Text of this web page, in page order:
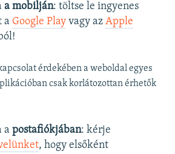
a mobilján: töltse le ingyenes
a Google Playvagy az Apple
érdekében a weboldal egyes
csak korlátozottan érhetők
a postafiókjában: kérje
, hogy elsőként